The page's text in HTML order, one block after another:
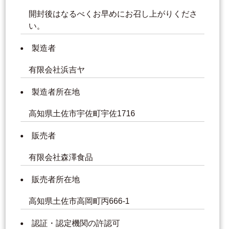
開封後はなるべくお早めにお召し上がりくださ
い。
製造者
有限会社浜吉ヤ
製造者所在地
高知県土佐市宇佐町宇佐1716
販売者
有限会社森澤食品
販売者所在地
高知県土佐市高岡町丙666-1
認証・認定機関の許認可